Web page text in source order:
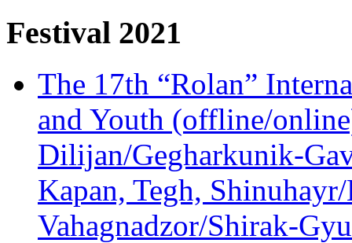
Festival 2021
The 17th “Rolan”
and Youth (offline/
Dilijan/Gegharkunik-
Kapan, Tegh,
Vahagnadzor/Shirak-